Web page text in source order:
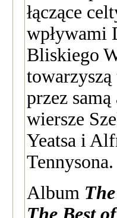
łączące
wpływami
Bliskiego
towarzyszą
przez
wiersze
Yeatsa i
Tennysona.
Album